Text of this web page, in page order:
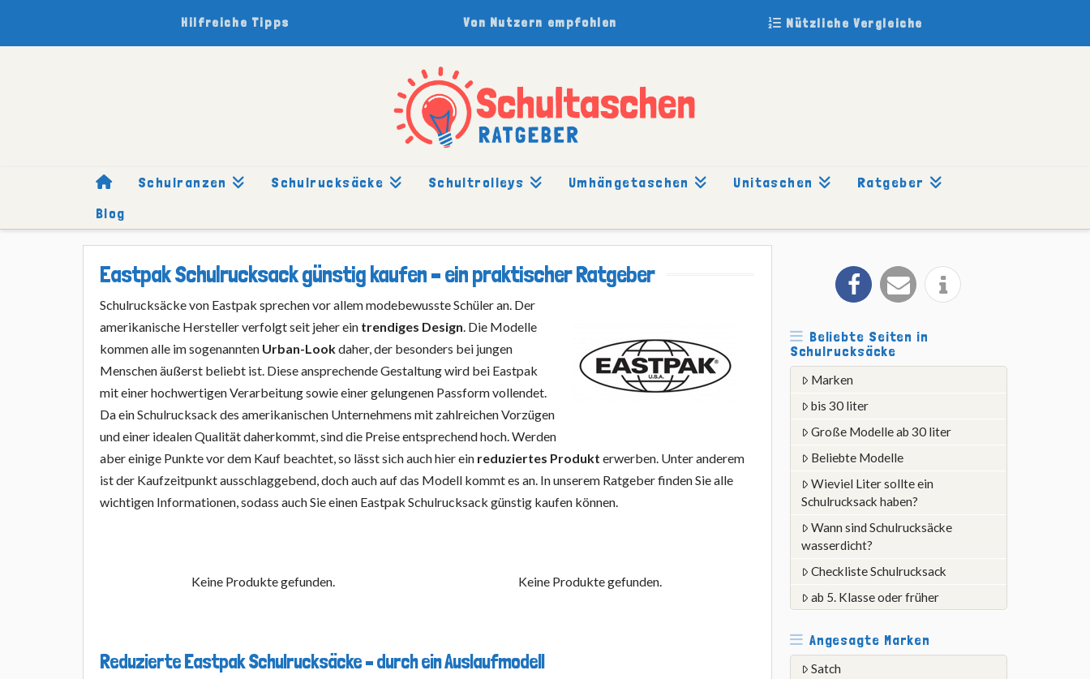
Hilfreiche Tipps Von Nutzern empfohlen Nützliche Vergleiche
Schulranzen Schulrucksäcke Schultrolleys Umhängetaschen Unitaschen
Ratgeber
Blog
HOMESCHULRUCKSÄCKE
Eastpak Schulrucksack günstig kaufen – ein praktischer Ratgeber
Schulrucksäcke von Eastpak sprechen vor allem modebewusste Schüler an. Der
amerikanische Hersteller verfolgt seit jeher ein trendiges Design . Die Modelle
kommen alle im sogenannten Urban-Lookdaher, der besonders bei jungen
Menschen äußerst beliebt ist. Diese ansprechende Gestaltung wird bei Eastpak
mit einer hochwertigen Verarbeitung sowie einer gelungenen Passform vollendet.
Da ein Schulrucksack des amerikanischen Unternehmens mit zahlreichen Vorzügen
und einer idealen Qualität daherkommt, sind die Preise entsprechend hoch. Werden
aber einige Punkte vor dem Kauf beachtet, so lässt sich auch hier ein reduziertes Produkt erwerben. Unter anderem
ist der Kaufzeitpunkt ausschlaggebend, doch auch auf das Modell kommt es an. In unserem Ratgeber finden Sie alle
wichtigen Informationen, sodass auch Sie einen Eastpak Schulrucksack günstig kaufen können.
Keine Produkte gefunden. Keine Produkte gefunden.
Reduzierte Eastpak Schulrucksäcke – durch ein Auslaufmodell
Beliebte Seiten in
Schulrucksäcke
Marken
bis 30 liter
Große Modelle ab 30 liter
Beliebte Modelle
Wieviel Liter sollte ein
Schulrucksack haben?
Wann sind Schulrucksäcke
wasserdicht?
Checkliste Schulrucksack
ab 5. Klasse oder früher
Angesagte Marken
Satch